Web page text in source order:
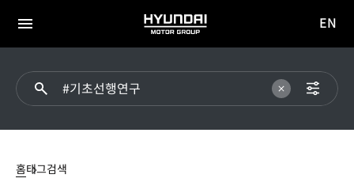
전체
HYUNDAI
MOTOR
이동
EN
홈태그검색